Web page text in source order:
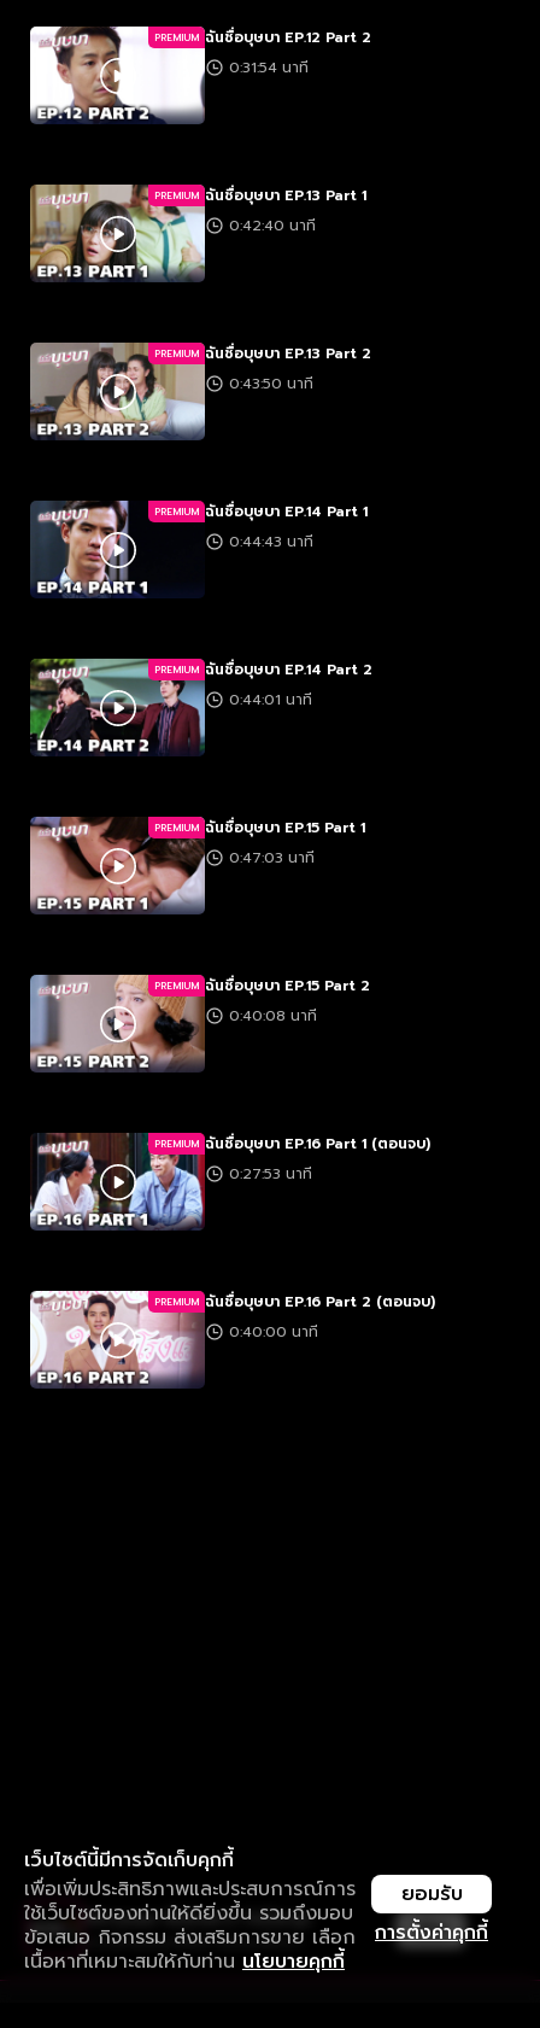
PREMIUM ฉันชื่อบุษบา EP.12 Part 2
0:31:54 นาที
PREMIUM ฉันชื่อบุษบา EP.13 Part 1
0:42:40 นาที
PREMIUM ฉันชื่อบุษบา EP.13 Part 2
0:43:50 นาที
PREMIUM ฉันชื่อบุษบา EP.14 Part 1
0:44:43 นาที
PREMIUM ฉันชื่อบุษบา EP.14 Part 2
0:44:01 นาที
PREMIUM ฉันชื่อบุษบา EP.15 Part 1
0:47:03 นาที
PREMIUM ฉันชื่อบุษบา EP.15 Part 2
0:40:08 นาที
PREMIUM ฉันชื่อบุษบา EP.16 Part 1 (ตอนจบ)
0:27:53 นาที
PREMIUM ฉันชื่อบุษบา EP.16 Part 2 (ตอนจบ)
0:40:00 นาที
เว็บไซต์นี้มีการจัดเก็บคุกกี้
เพื่อเพิ่มประสิทธิภาพและประสบการณ์การ
ใช้เว็บไซต์ของท่านให้ดียิ่งขึ้น รวมถึงมอบ
ข้อเสนอ กิจกรรม ส่งเสริมการขาย เลือก
เนื้อหาที่เหมาะสมให้กับท่าน นโยบายคุกกี้
การตั้งค่าคุกกี้
ยอมรับ
ใช้งานแอป ลื่นไหลกว่า ไม่มีสะดุด
ดาวน์โหลดแอปเพื่อการรับชมที่ดีกว่า เปิด